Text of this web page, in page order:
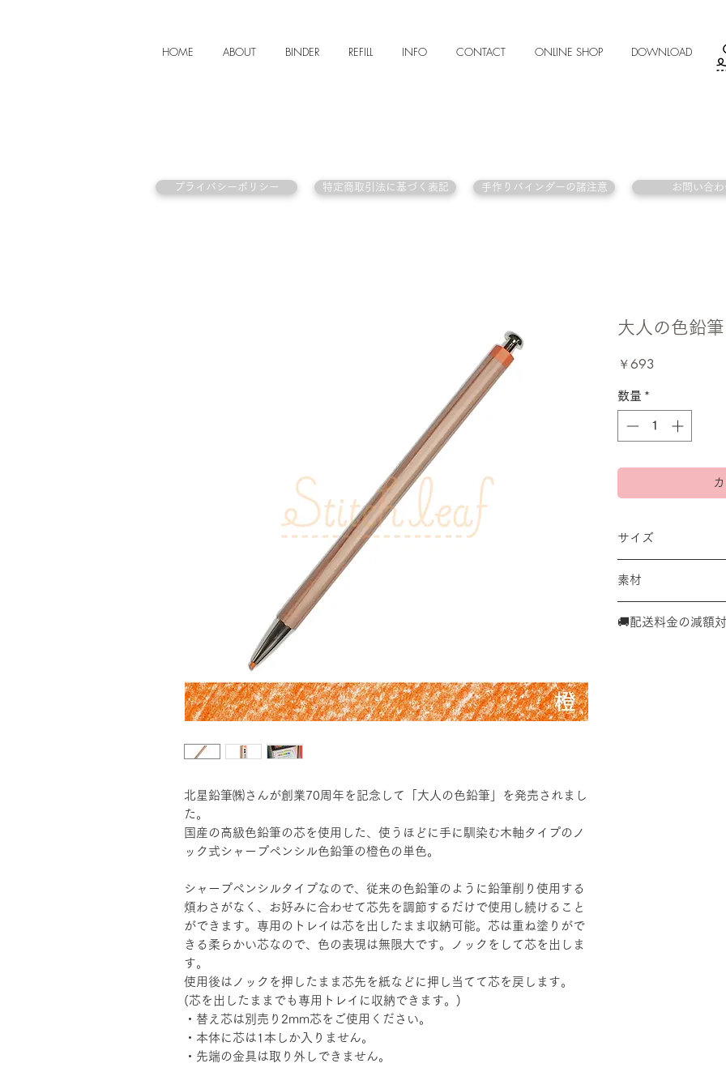
HOME ABOUT BINDER REFILL INFO CONTACT ONLINE SHOP DOWNLOAD
北星鉛筆㈱さんが創業70周年を記念して「大人の色鉛筆」を発売されまし
た。
国産の高級色鉛筆の芯を使用した、使うほどに手に馴染む木軸タイプのノ
ック式シャープペンシル色鉛筆の橙色の単色。
シャープペンシルタイプなので、従来の色鉛筆のように鉛筆削り使用する
煩わさがなく、お好みに合わせて芯先を調節するだけで使用し続けること
ができます。専用のトレイは芯を出したまま収納可能。芯は重ね塗りがで
きる柔らかい芯なので、色の表現は無限大です。ノックをして芯を出しま
す。
使用後はノックを押したまま芯先を紙などに押し当てて芯を戻します。
(芯を出したままでも専用トレイに収納できます。)
・替え芯は別売り2mm芯をご使用ください。
・本体に芯は1本しか入りません。
・先端の金具は取り外しできません。
大人の色鉛
￥693
数量 *
サイズ
素材
🚚配送料金の減額
プライバシーポリシー 特定商取引法に基づく表記 手作りバインダーの諸注意 お問い合わ